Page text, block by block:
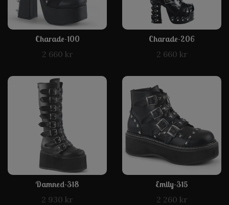
Charade-100
2 660 kr
Charade-206
2 660 kr
Damned-318
2 930 kr
Emily-315
2 260 kr